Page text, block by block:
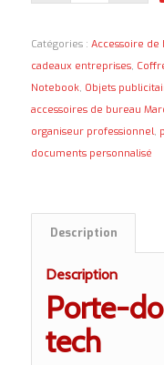
Catégories : Accessoire de
cadeaux entreprises,
Notebook, Objets
accessoires de bureau
organiseur professionnel,
documents personnalisé
Description
Description
Porte-
tech